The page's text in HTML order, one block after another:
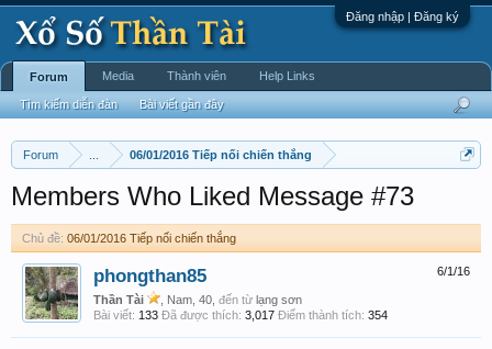
Đăng nhập | Đăng ký
Forum 06/01/2016 Tiếp nối chiến thắng
Members Who Liked Message #73
Chủ đề: 06/01/2016 Tiếp nối chiến thắng
6/1/16
phongthan85
Thần Tài , Nam, 40, đến từ lạng sơn
Bài viết: 133 Đã được thích: 3,017 Điểm thành tích: 354
Forum
Tìm kiếm diễn đàn Bài viết gần đây
Media Thành viên Help Links